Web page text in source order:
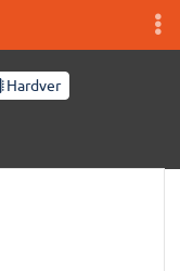
Hardver